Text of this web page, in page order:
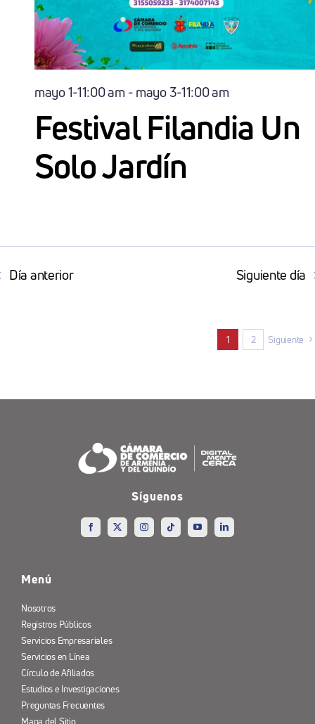
Festival Filandia Un
Solo Jardín
mayo 1-11:00 am -mayo 3-11:00 am
Día anterior Siguiente día
1 2 Siguiente
Síguenos
Menú
Nosotros
Registros Públicos
Servicios Empresariales
Servicios en Línea
Círculo de Afiliados
Estudios e Investigaciones
Preguntas Frecuentes
Mapa del Sitio